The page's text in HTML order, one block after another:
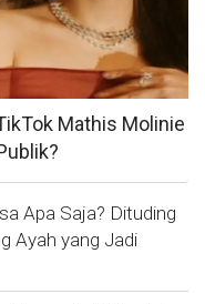
Mathis Molinie
Apa Saja? Dituding
Ayah yang Jadi